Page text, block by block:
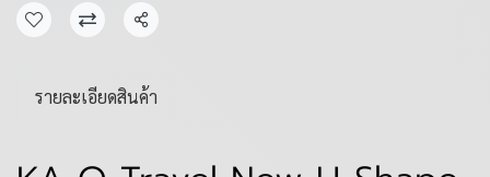
แชร์
รายละเอียดสินค้า